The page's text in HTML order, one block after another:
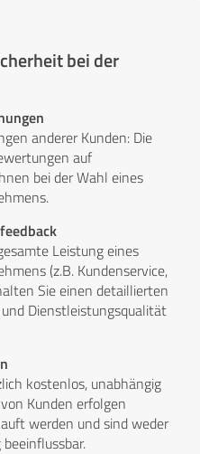
bei der
anderer Kunden: Die
auf
bei der Wahl eines
Leistung eines
(z.B. Kundenservice,
Sie einen detaillierten
Dienstleistungsqualität
kostenlos, unabhängig
Kunden erfolgen
werden und sind weder